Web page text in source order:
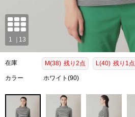
在庫 M(38) 残り2点 L(40) 残り1点
カラー ホワイト(90)